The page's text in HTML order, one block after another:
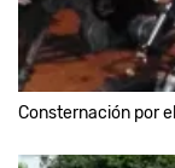
Consternación por